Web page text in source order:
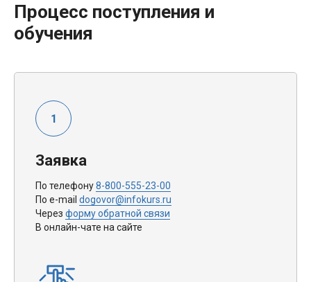
Процесс поступления и
обучения
Заявка
По телефону8-800-555-23-00
По e-mail dogovor@infokurs.ru
Через форму обратной связи
В онлайн-чате на сайте